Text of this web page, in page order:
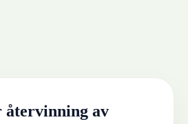
återvinning av